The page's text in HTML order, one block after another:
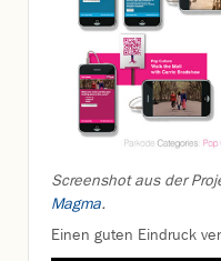
Screenshot aus der
Magma.
Einen guten Eindruck